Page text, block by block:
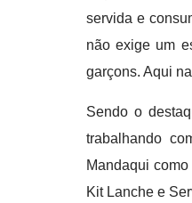
servida e
não exige um
garçons. Aqui
Sendo o
trabalhando
Mandaqui
Kit Lanche e